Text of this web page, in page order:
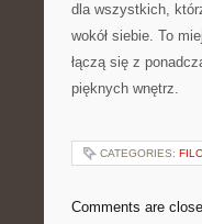
dla wszystkich,
wokół siebie. To
łączą się z
pięknych wnętrz.
CATEGORIES:
Comments are